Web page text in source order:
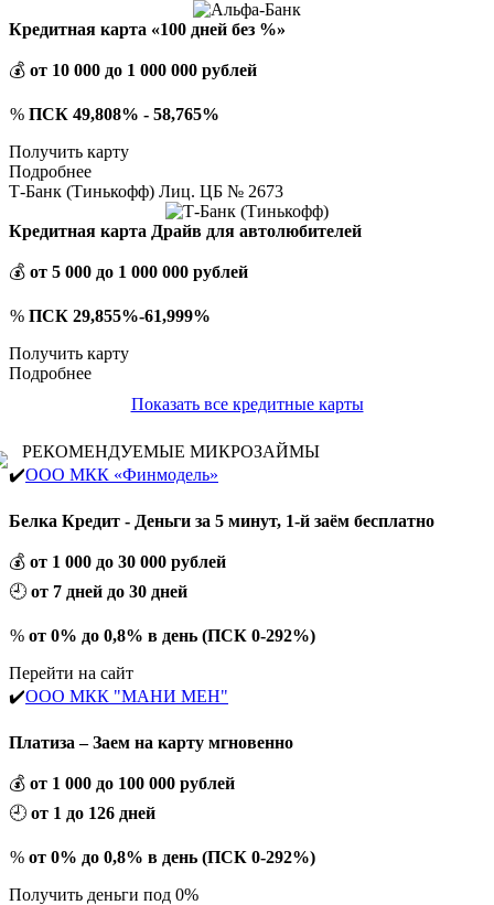
Кредитная карта «100 дней без %»
💰 от 10 000 до 1 000 000 рублей
% ПСК 49,808% - 58,765%
Получить карту
Подробнее
Т-Банк (Тинькофф) Лиц. ЦБ № 2673
Кредитная карта Драйв для автолюбителей
💰 от 5 000 до 1 000 000 рублей
% ПСК 29,855%-61,999%
Получить карту
Подробнее
Показать все кредитные карты
РЕКОМЕНДУЕМЫЕ МИКРОЗАЙМЫ
✔️ООО МКК «Финмодель»
Белка Кредит - Деньги за 5 минут, 1-й заём бесплатно
💰 от 1 000 до 30 000 рублей
🕘 от 7 дней до 30 дней
% от 0% до 0,8% в день (ПСК 0-292%)
Перейти на сайт
✔️ООО МКК "МАНИ МЕН"
Платиза – Заем на карту мгновенно
💰 от 1 000 до 100 000 рублей
🕘 от 1 до 126 дней
% от 0% до 0,8% в день (ПСК 0-292%)
Получить деньги под 0%